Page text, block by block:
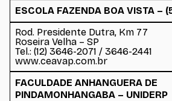
ESCOLA FAZENDA BOA VISTA –
Rod. Presidente Dutra, Km 77
Roseira Velha – SP
Tel.: (12) 3646-2071 / 3646-2441
www.ceavap.com.br
FACULDADE ANHANGUERA DE
PINDAMONHANGABA – UNIDERP